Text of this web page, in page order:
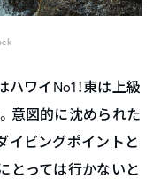
ワイNo1！東は上級
意図的に沈められた
イビングポイントと
とっては行かないと